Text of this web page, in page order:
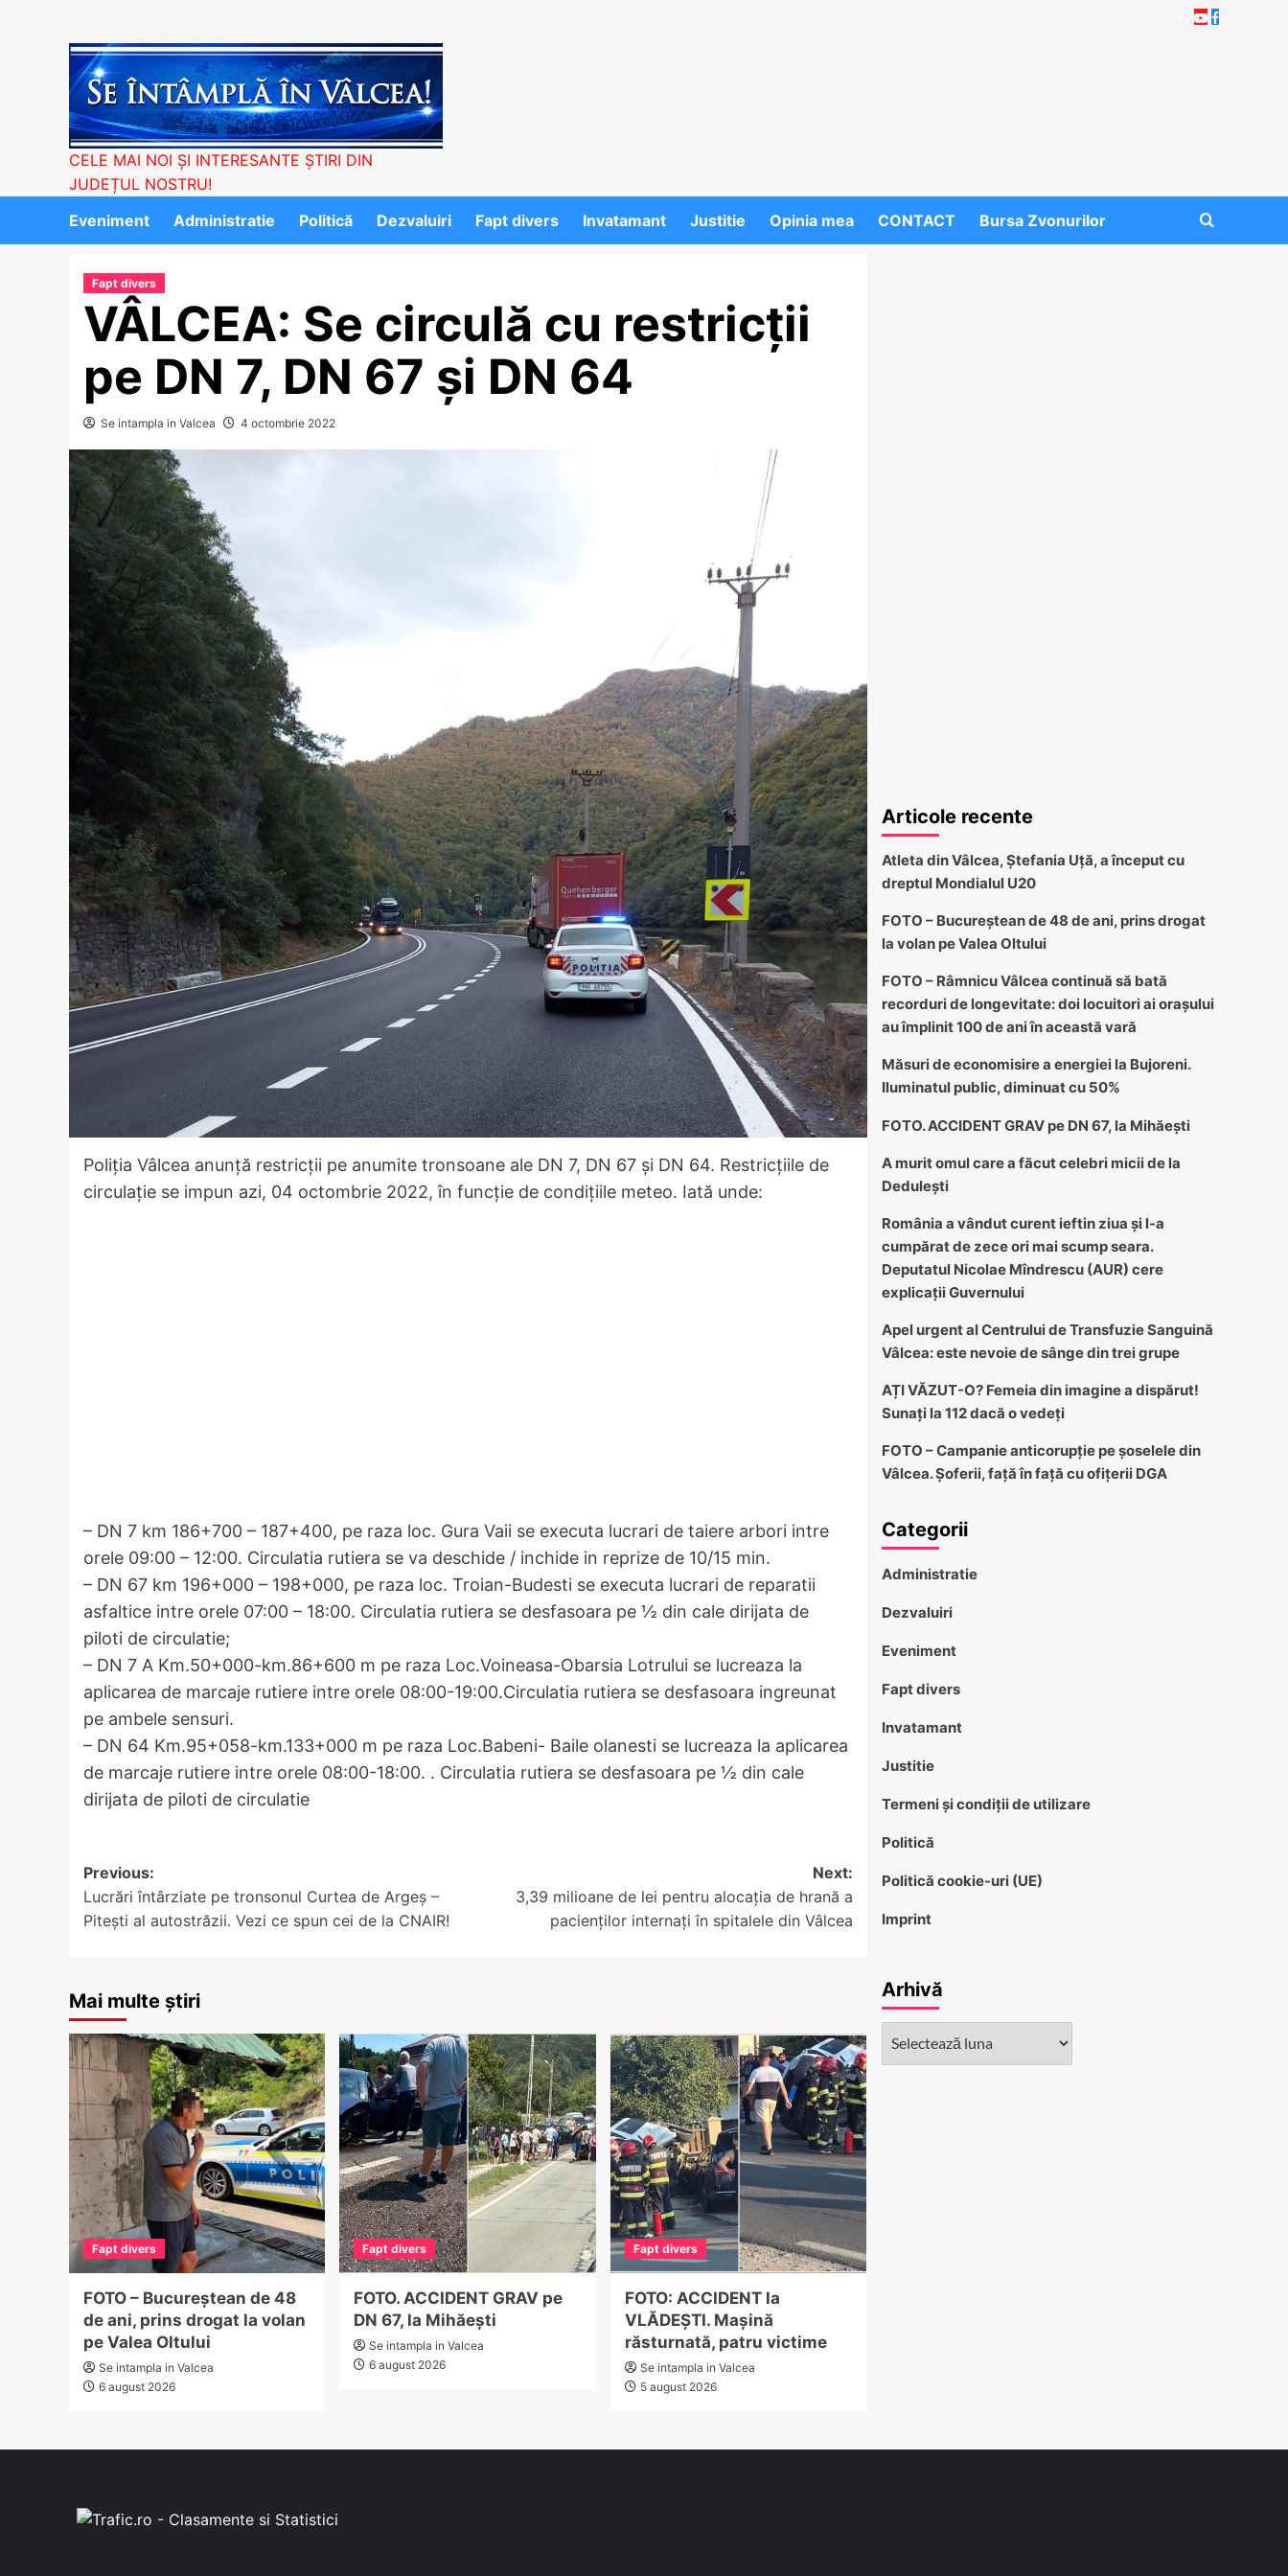
Youtube
Facebook
CELE MAI NOI ȘI INTERESANTE ȘTIRI DIN
JUDEȚUL NOSTRU!
Eveniment
Administratie Politică Dezvaluiri Fapt divers Invatamant Justitie Opinia mea CONTACT Bursa Zvonurilor
Fapt divers
VÂLCEA: Se circulă cu restricții
pe DN 7, DN 67 și DN 64
Se intampla in Valcea 4 octombrie 2022
Poliția Vâlcea anunță restricții pe anumite tronsoane ale DN 7, DN 67 și DN 64. Restricțiile de
circulație se impun azi, 04 octombrie 2022, în funcție de condițiile meteo. Iată unde:
– DN 7 km 186+700 – 187+400, pe raza loc. Gura Vaii se executa lucrari de taiere arbori intre
orele 09:00 – 12:00. Circulatia rutiera se va deschide / inchide in reprize de 10/15 min.
– DN 67 km 196+000 – 198+000, pe raza loc. Troian-Budesti se executa lucrari de reparatii
asfaltice intre orele 07:00 – 18:00. Circulatia rutiera se desfasoara pe ½ din cale dirijata de
piloti de circulatie;
– DN 7 A Km.50+000-km.86+600 m pe raza Loc.Voineasa-Obarsia Lotrului se lucreaza la
aplicarea de marcaje rutiere intre orele 08:00-19:00.Circulatia rutiera se desfasoara ingreunat
pe ambele sensuri.
– DN 64 Km.95+058-km.133+000 m pe raza Loc.Babeni- Baile olanesti se lucreaza la aplicarea
de marcaje rutiere intre orele 08:00-18:00. . Circulatia rutiera se desfasoara pe ½ din cale
dirijata de piloti de circulatie
Post
navigation
Previous:
Lucrări întârziate pe tronsonul Curtea de Argeș –
Pitești al autostrăzii. Vezi ce spun cei de la CNAIR!
Next:
3,39 milioane de lei pentru alocația de hrană a
pacienților internați în spitalele din Vâlcea
Mai multe știri
Fapt divers
FOTO – Bucureștean de 48
de ani, prins drogat la volan
pe Valea Oltului
Se intampla in Valcea
6 august 2026
Fapt divers
FOTO. ACCIDENT GRAV pe
DN 67, la Mihăești
Se intampla in Valcea
6 august 2026
Fapt divers
FOTO: ACCIDENT la
VLĂDEȘTI. Mașină
răsturnată, patru victime
Se intampla in Valcea
5 august 2026
Articole recente
Atleta din Vâlcea, Ștefania Uță, a început cu
dreptul Mondialul U20
FOTO – Bucureștean de 48 de ani, prins drogat
la volan pe Valea Oltului
FOTO – Râmnicu Vâlcea continuă să bată
recorduri de longevitate: doi locuitori ai orașului
au împlinit 100 de ani în această vară
Măsuri de economisire a energiei la Bujoreni.
Iluminatul public, diminuat cu 50%
FOTO. ACCIDENT GRAV pe DN 67, la Mihăești
A murit omul care a făcut celebri micii de la
Dedulești
România a vândut curent ieftin ziua și l-a
cumpărat de zece ori mai scump seara.
Deputatul Nicolae Mîndrescu (AUR) cere
explicații Guvernului
Apel urgent al Centrului de Transfuzie Sanguină
Vâlcea: este nevoie de sânge din trei grupe
AȚI VĂZUT-O? Femeia din imagine a dispărut!
Sunați la 112 dacă o vedeți
FOTO – Campanie anticorupție pe șoselele din
Vâlcea. Șoferii, față în față cu ofițerii DGA
Categorii
Administratie
Dezvaluiri
Eveniment
Fapt divers
Invatamant
Justitie
Termeni și condiții de utilizare
Politică
Politică cookie-uri (UE)
Imprint
Arhivă